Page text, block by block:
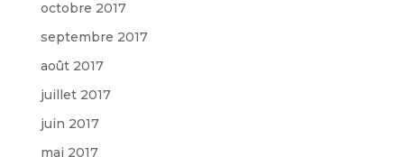
octobre 2017
septembre 2017
août 2017
juillet 2017
juin 2017
mai 2017